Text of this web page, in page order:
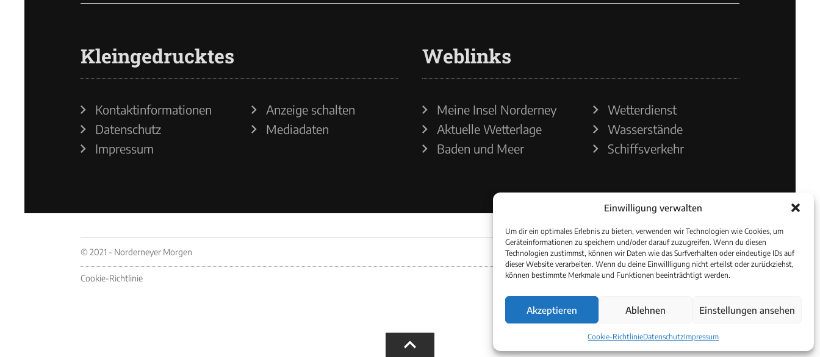
Einwilligung verwalten
Um dir ein optimales Erlebnis zu bieten, verwenden wir Technologien wie Cookies, um
Geräteinformationen zu speichern und/oder darauf zuzugreifen. Wenn du diesen
Technologien zustimmst, können wir Daten wie das Surfverhalten oder eindeutige IDs auf
dieser Website verarbeiten. Wenn du deine Einwillligung nicht erteilst oder zurückziehst,
können bestimmte Merkmale und Funktionen beeinträchtigt werden.
Akzeptieren Ablehnen Einstellungen ansehen
Cookie-RichtlinieDatenschutzImpressum
Kleingedrucktes
Kontaktinformationen
Datenschutz
Impressum
Anzeige schalten
Mediadaten
Weblinks
Meine Insel Norderney
Aktuelle Wetterlage
Baden und Meer
Wetterdienst
Wasserstände
Schiffsverkehr
© 2021 - Norderneyer Morgen
Cookie-Richtlinie